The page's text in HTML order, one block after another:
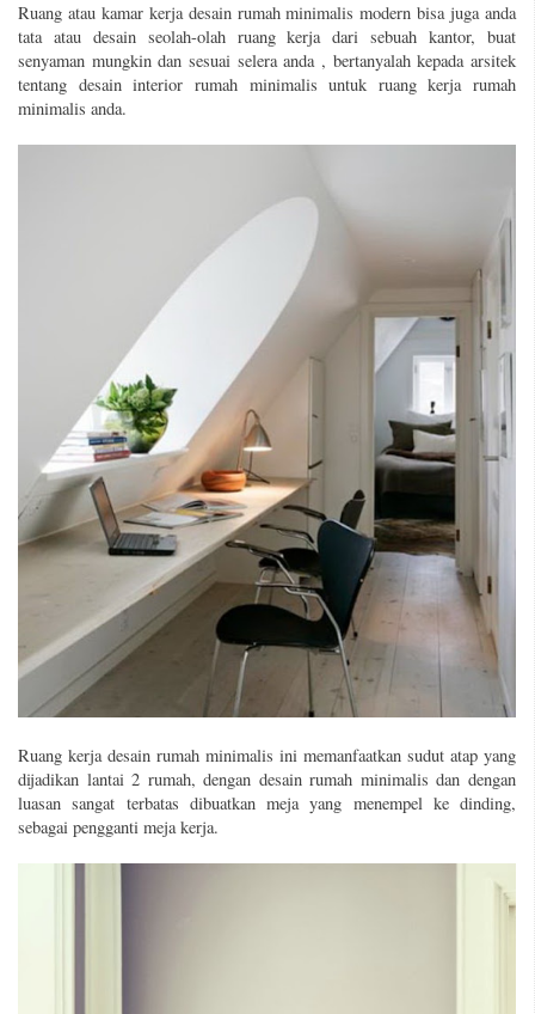
Ruang atau kamar kerja desain rumah minimalis modern bisa juga anda
tata atau desain seolah-olah ruang kerja dari sebuah kantor, buat
senyaman mungkin dan sesuai selera anda , bertanyalah kepada arsitek
tentang desain interior rumah minimalis untuk ruang kerja rumah
minimalis anda.
Ruang kerja desain rumah minimalis ini memanfaatkan sudut atap yang
dijadikan lantai 2 rumah, dengan desain rumah minimalis dan dengan
luasan sangat terbatas dibuatkan meja yang menempel ke dinding,
sebagai pengganti meja kerja.